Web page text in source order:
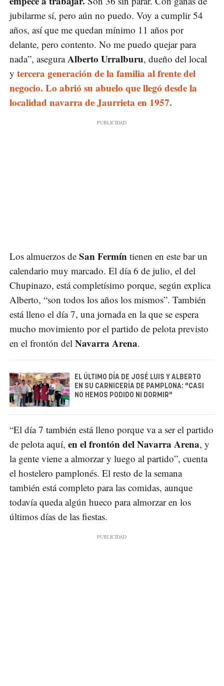
jubilarme sí, pero aún no puedo. Voy a cumplir 54
años, así que me quedan mínimo 11 años por
delante, pero contento. No me puedo quejar para
nada”, aseguraAlberto Urralburu, dueño del local
y tercera generación de la familia al frente del
negocio. Lo abrió su abuelo que llegó desde la
localidad navarra de Jaurrieta en 1957.
Los almuerzos de San Fermín tienen en este bar un
calendario muy marcado. El día 6 de julio, el del
Chupinazo, está completísimo porque, según explica
Alberto, “son todos los años los mismos”. También
está lleno el día 7, una jornada en la que se espera
mucho movimiento por el partido de pelota previsto
en el frontón del Navarra Arena.
EL ÚLTIMO DÍA DE JOSÉ LUIS Y ALBERTO
EN SU CARNICERÍA DE PAMPLONA: "CASI
NO HEMOS PODIDO NI DORMIR"
“El día 7 también está lleno porque va a ser el partido
de pelota aquí, en el frontón del Navarra Arena, y
la gente viene a almorzar y luego al partido”, cuenta
el hostelero pamplonés. El resto de la semana
también está completo para las comidas, aunque
todavía queda algún hueco para almorzar en los
últimos días de las fiestas.